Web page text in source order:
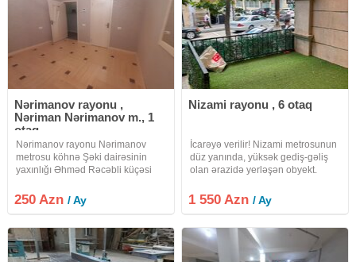
Nərimanov rayonu ,
Nəriman Nərimanov m., 1
otaq
Nərimanov rayonu Nərimanov
metrosu köhnə Şəki dairəsinin
yaxınlığı Əhməd Rəcəbli küçəsi
yerləşir.lift var. Mərkəzi isitmə və
mərkəzi soyutma sistemi vardır hər
250 Azn/ Ay
Nizami rayonu , 6 otaq
İcarəyə verilir! Nizami metrosunun
düz yanında, yüksək gediş-gəliş
olan ərazidə yerləşən obyekt.
kimi fəaliyyət göstərib. Kurs, təlim
mərkəzi, ofis və digər biznes
1 550 Azn/ Ay